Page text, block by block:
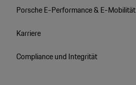
Porsche E-Performance & E-Mobilität
Karriere
Compliance und Integrität